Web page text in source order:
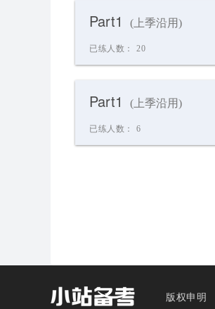
Part1 (上季沿用)
已练人数： 20
Part1 (上季沿用)
已练人数： 6
版权申明